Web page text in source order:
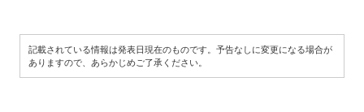
記載されている情報は発表日現在のものです。予告なしに変更になる場合が
ありますので、あらかじめご了承ください。